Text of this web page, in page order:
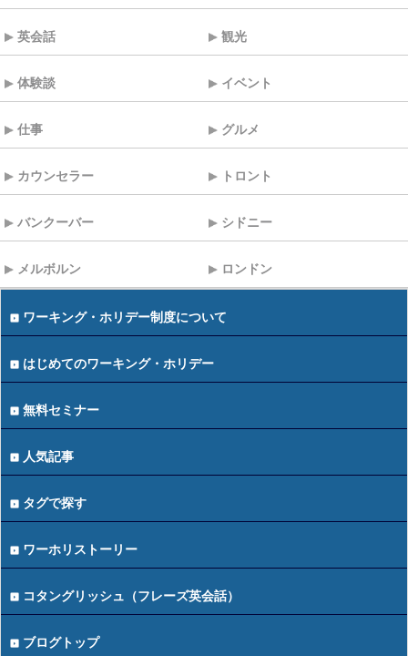
英会話 観光
体験談 イベント
仕事 グルメ
カウンセラー トロント
バンクーバー シドニー
メルボルン ロンドン
ワーキング・ホリデー制度について
はじめてのワーキング・ホリデー
無料セミナー
人気記事
タグで探す
ワーホリストーリー
コタングリッシュ（フレーズ英会話）
ブログトップ